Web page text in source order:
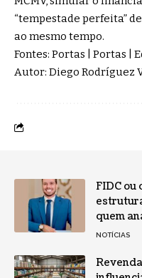
“tempestade perfeita”
ao mesmo tempo.
Fontes: Portas Portas
Autor: Diego Rodríguez
FIDC ou
quem
NOTÍCIAS